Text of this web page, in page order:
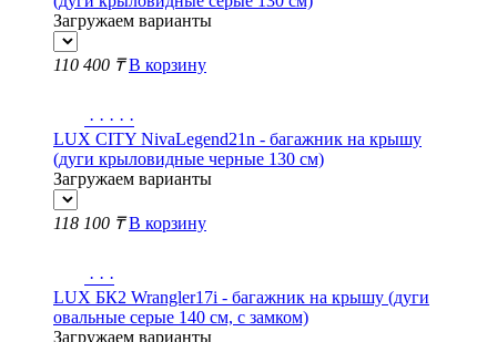
Загружаем варианты
110 400 ₸ В корзину
· · · · ·
LUX CITY NivaLegend21n - багажник на крышу
(дуги крыловидные черные 130 см)
Загружаем варианты
118 100 ₸ В корзину
· · ·
LUX БК2 Wrangler17i - багажник на крышу (дуги
овальные серые 140 см, с замком)
Загружаем варианты